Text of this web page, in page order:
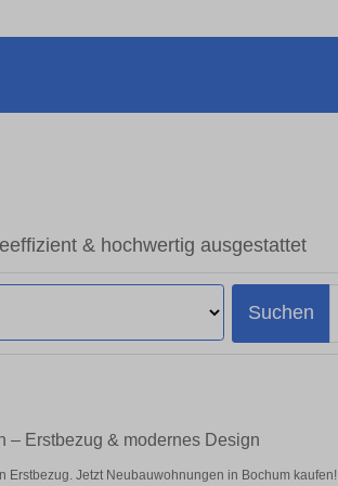
& hochwertig ausgestattet
Suchen
– Erstbezug & modernes Design
Jetzt Neubauwohnungen in Bochum kaufen!